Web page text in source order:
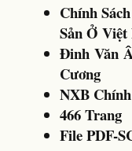
Chính
Sản Ở Việt
Đinh Văn
Cương
NXB
466 Trang
File PDF-